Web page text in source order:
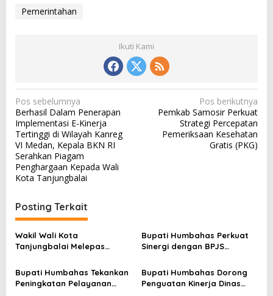
Pemerintahan
Ikuti Kami
N
a
v
i
g
a
s
i
p
o
s
Pos sebelumnya
Berhasil Dalam Penerapan
Implementasi E-Kinerja
Tertinggi di Wilayah Kanreg
VI Medan, Kepala BKN RI
Serahkan Piagam
Penghargaan Kepada Wali
Kota Tanjungbalai
Pos berikutnya
Pemkab Samosir Perkuat
Strategi Percepatan
Pemeriksaan Kesehatan
Gratis (PKG)
Posting Terkait
Wakil Wali Kota
Tanjungbalai Melepas
Kontingen Pramuka
Tanjungbalai Ikuti Jamnas
XII di Cibubur
Bupati Humbahas Perkuat
Sinergi dengan BPJS
Perluas Perlindungan
Pekerja
Bupati Humbahas Tekankan
Peningkatan Pelayanan
Bupati Humbahas Dorong
Penguatan Kinerja Dinas